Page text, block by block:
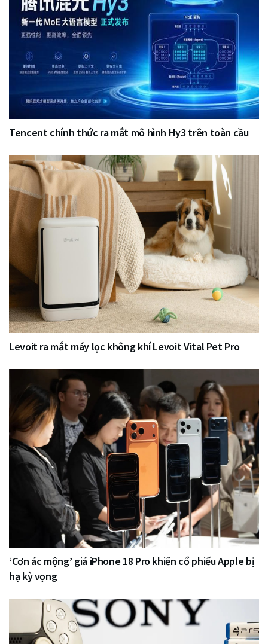
Tencent chính thức ra mắt mô hình Hy3 trên toàn cầu
Levoit ra mắt máy lọc không khí Levoit Vital Pet Pro
‘Cơn ác mộng’ giá iPhone 18 Pro khiến cổ phiếu Apple bị
hạ kỳ vọng